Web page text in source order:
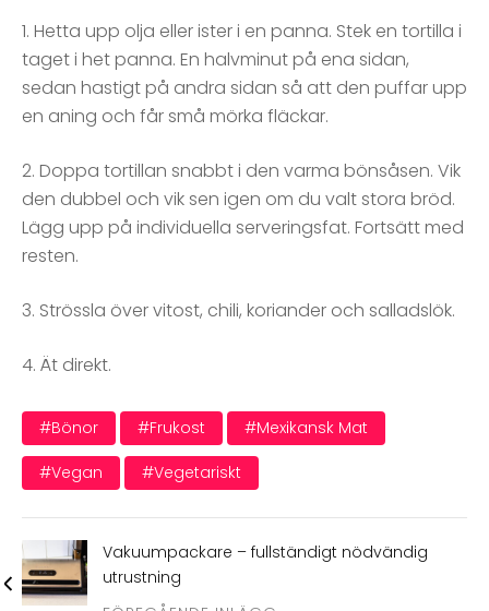
1. Hetta upp olja eller ister i en panna. Stek en tortilla i
taget i het panna. En halvminut på ena sidan,
sedan hastigt på andra sidan så att den puffar upp
en aning och får små mörka fläckar.
2. Doppa tortillan snabbt i den varma bönsåsen. Vik
den dubbel och vik sen igen om du valt stora bröd.
Lägg upp på individuella serveringsfat. Fortsätt med
resten.
3. Strössla över vitost, chili, koriander och salladslök.
4. Ät direkt.
#bönor #frukost #mexikansk Mat
#vegan #vegetariskt
Vakuumpackare – fullständigt nödvändig
utrustning